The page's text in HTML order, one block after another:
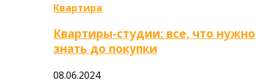
Квартира
Квартиры-студии: все, что нужно
знать до покупки
08.06.2024